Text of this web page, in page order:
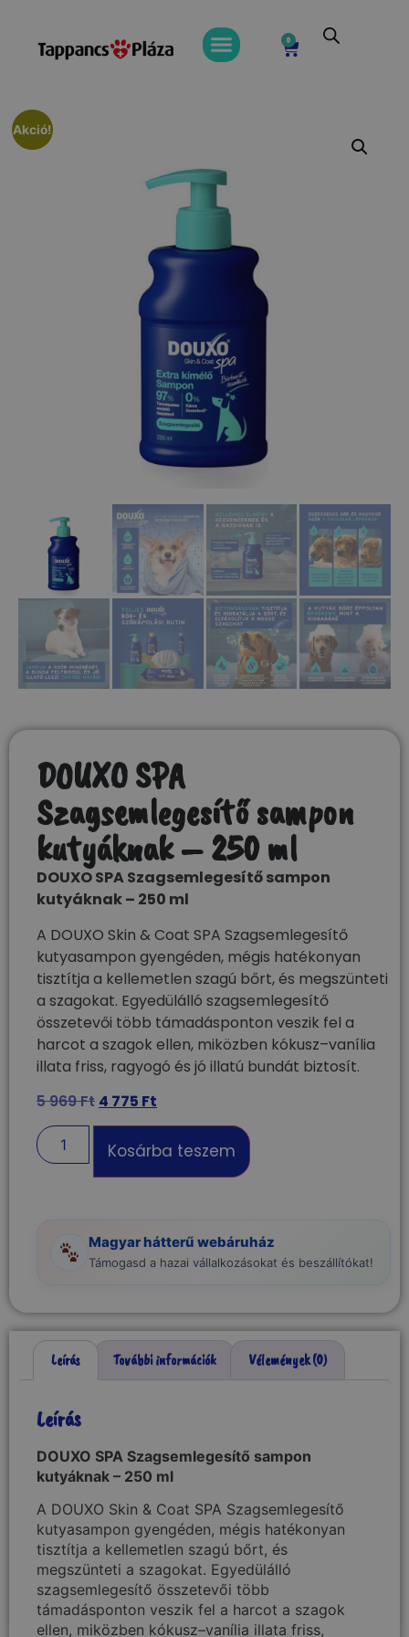
0
Akció!
DOUXO SPA
Szagsemlegesítő sampon
kutyáknak – 250 ml
DOUXO SPA Szagsemlegesítő sampon
kutyáknak – 250 ml
A DOUXO Skin & Coat SPA Szagsemlegesítő
kutyasampon gyengéden, mégis hatékonyan
tisztítja a kellemetlen szagú bőrt, és megszünteti
a szagokat. Egyedülálló szagsemlegesítő
összetevői több támadásponton veszik fel a
harcot a szagok ellen, miközben kókusz–vanília
illata friss, ragyogó és jó illatú bundát biztosít.
5 969Ft 4 775 Ft
Kosárba teszem
Magyar hátterű webáruház
Támogasd a hazai vállalkozásokat és beszállítókat!
Leírás További információk Vélemények (0)
Leírás
DOUXO SPA Szagsemlegesítő sampon
kutyáknak – 250 ml
A DOUXO Skin & Coat SPA Szagsemlegesítő
kutyasampon gyengéden, mégis hatékonyan
tisztítja a kellemetlen szagú bőrt, és
megszünteti a szagokat. Egyedülálló
szagsemlegesítő összetevői több
támadásponton veszik fel a harcot a szagok
ellen, miközben kókusz–vanília illata friss,